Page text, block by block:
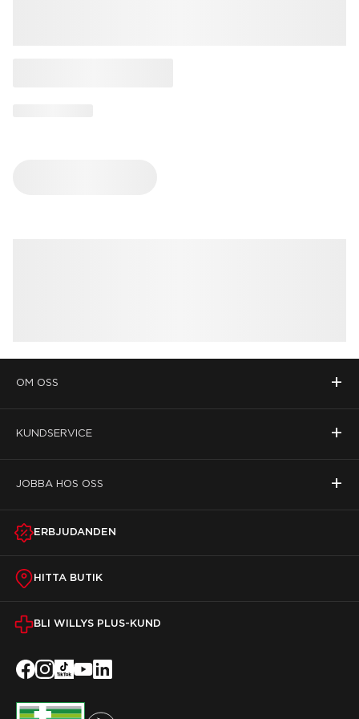
OM OSS +
KUNDSERVICE +
JOBBA HOS OSS +
ERBJUDANDEN
HITTA BUTIK
BLI WILLYS PLUS-KUND